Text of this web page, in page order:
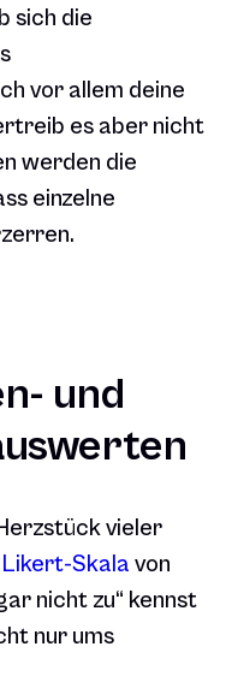
sich die
vor allem deine
es aber nicht
werden die
einzelne
und
vieler
Likert-Skala von
nicht zu“ kennst
nur ums